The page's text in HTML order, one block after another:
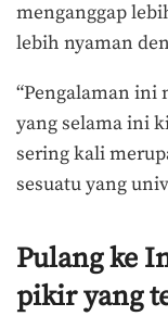
menganggap
lebih nyaman
“Pengalaman ini
yang selama ini
sering kali
sesuatu yang
Pulang ke
pikir yang